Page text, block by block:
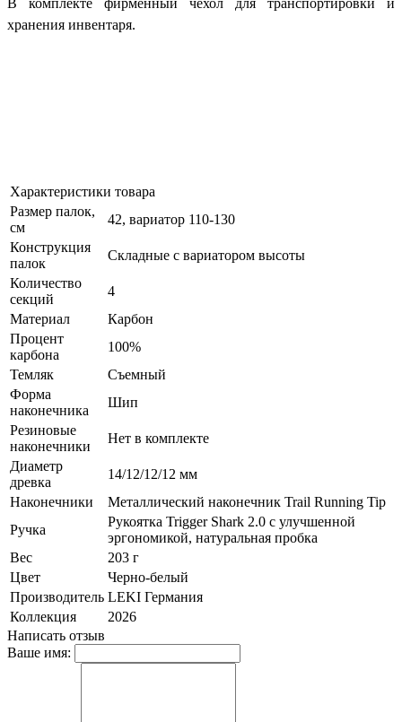
В комплекте фирменный чехол для транспортировки и
хранения инвентаря.
Характеристики товара
Размер палок,
см
42, вариатор 110-130
Конструкция
палок
Складные с вариатором высоты
Количество
секций
4
Материал
Карбон
Процент
карбона
100%
Темляк
Съемный
Форма
наконечника
Шип
Резиновые
наконечники
Нет в комплекте
Диаметр
древка
14/12/12/12 мм
Наконечники
Металлический наконечник Trail Running Tip
Ручка
Рукоятка Trigger Shark 2.0 c улучшенной
эргономикой, натуральная пробка
Вес
203 г
Цвет
Черно-белый
Производитель LEKI Германия
Коллекция
2026
Написать отзыв
Ваше имя: